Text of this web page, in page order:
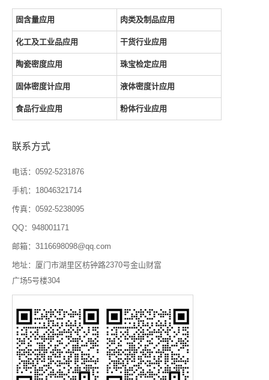
固含量应用 肉类及制品应用
化工及工业品应用 干货行业应用
陶瓷密度应用 珠宝检定应用
固体密度计应用 液体密度计应用
食品行业应用 粉体行业应用
联系方式
电话：0592-5231876
手机：18046321714
传真：0592-5238095
QQ：948001171
邮箱：3116698098@qq.com
地址：厦门市湖里区枋钟路2370号金山财富
广场5号楼304